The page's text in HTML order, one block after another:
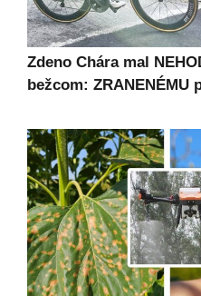
Zdeno Chára mal
bežcom: